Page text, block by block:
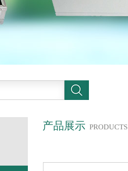
产品展示 PRODUCTS